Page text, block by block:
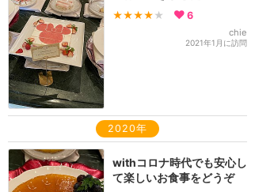
★★★★ ★ 6
chie
2021年1月に訪問
2020年
withコロナ時代でも安心し
て楽しいお食事をどうぞ